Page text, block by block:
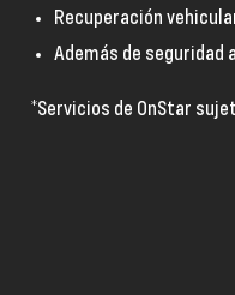
Recuperación
Además de seguridad
*Servicios de OnStar